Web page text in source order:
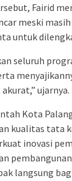
Fairid
meski
untuk
seluruh
ujarnya.
Kota
kualitas tata
inovasi
langsung